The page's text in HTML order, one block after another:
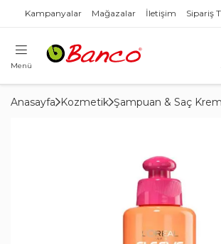
Kampanyalar Mağazalar İletişim Sipariş
Menü
Anasayfa Kozmetik Şampuan & Saç